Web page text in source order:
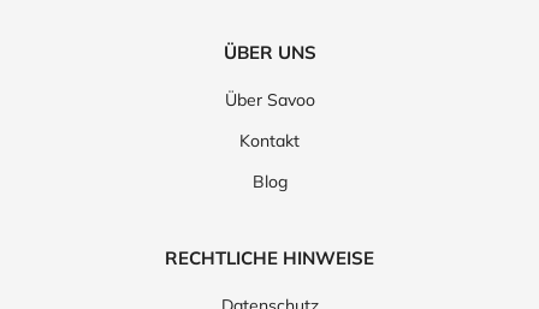
ÜBER UNS
Über Savoo
Kontakt
Blog
RECHTLICHE HINWEISE